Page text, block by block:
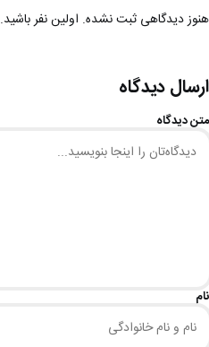
هنوز دیدگاهی ثبت نشده. اولین نفر باشید.
ارسال دیدگاه
متن دیدگاه
نام